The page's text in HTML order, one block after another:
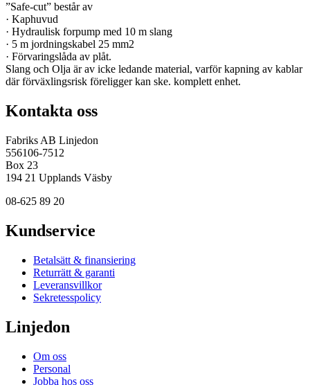
”Safe-cut” består av
· Kaphuvud
· Hydraulisk forpump med 10 m slang
· 5 m jordningskabel 25 mm2
· Förvaringslåda av plåt.
Slang och Olja är av icke ledande material, varför kapning av kablar
där förväxlingsrisk föreligger kan ske. komplett enhet.
Kontakta oss
Fabriks AB Linjedon
556106-7512
Box 23
194 21 Upplands Väsby
08-625 89 20
Kundservice
Betalsätt & finansiering
Returrätt & garanti
Leveransvillkor
Sekretesspolicy
Linjedon
Om oss
Personal
Jobba hos oss